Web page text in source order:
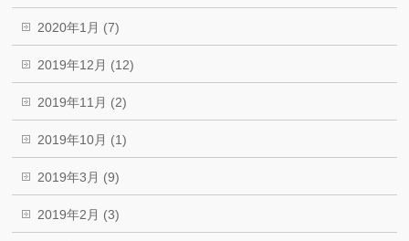
2020年1月 (7)
2019年12月 (12)
2019年11月 (2)
2019年10月 (1)
2019年3月 (9)
2019年2月 (3)